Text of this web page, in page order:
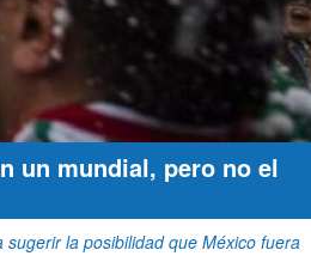
un mundial, pero no el
la posibilidad que México fuera